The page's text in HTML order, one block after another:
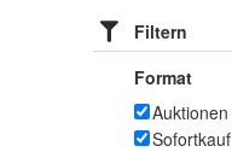
Filtern
Format
Auktionen
Sofortkauf